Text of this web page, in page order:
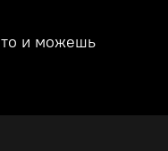
и можешь